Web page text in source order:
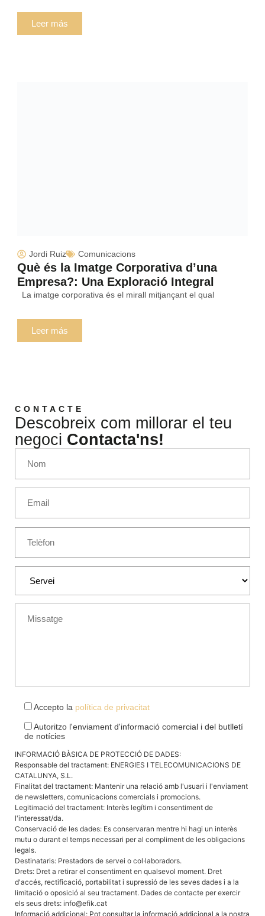
Leer más
Jordi Ruiz Comunicacions
Què és la Imatge Corporativa d’una
Empresa?: Una Exploració Integral
La imatge corporativa és el mirall mitjançant el qual
Leer más
CONTACTE
Descobreix com millorar el teu
negoci Contacta'ns!
Accepto la política de privacitat
Autoritzo l'enviament d'informació comercial i del butlletí
de notícies
INFORMACIÓ BÀSICA DE PROTECCIÓ DE DADES:
Responsable del tractament: ENERGIES I TELECOMUNICACIONS DE
CATALUNYA, S.L.
Finalitat del tractament: Mantenir una relació amb l'usuari i l'enviament
de newsletters, comunicacions comercials i promocions.
Legitimació del tractament: Interès legítim i consentiment de
l'interessat/da.
Conservació de les dades: Es conservaran mentre hi hagi un interès
mutu o durant el temps necessari per al compliment de les obligacions
legals.
Destinataris: Prestadors de servei o col·laboradors.
Drets: Dret a retirar el consentiment en qualsevol moment. Dret
d'accés, rectificació, portabilitat i supressió de les seves dades i a la
limitació o oposició al seu tractament. Dades de contacte per exercir
els seus drets: info@efik.cat
Informació addicional: Pot consultar la informació addicional a la nostra